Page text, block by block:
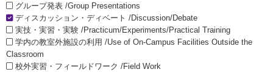
グループ発表 /Group Presentations
ディスカッション・ディベート /Discussion/Debate
実技・実習・実験 /Practicum/Experiments/Practical Training
学内の教室外施設の利用 /Use of On-Campus Facilities Outside the
Classroom
校外実習・フィールドワーク /Field Work